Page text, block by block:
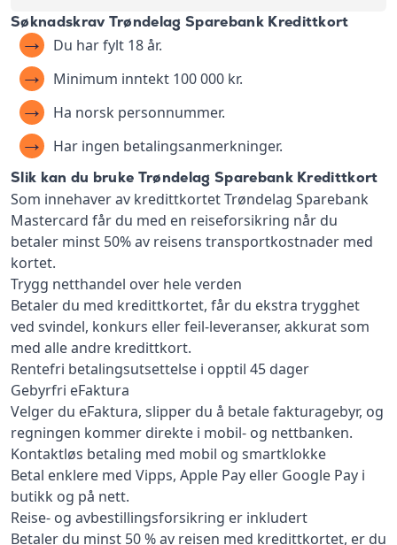
Søknadskrav Trøndelag Sparebank Kredittkort
Du har fylt 18 år.
Minimum inntekt 100 000 kr.
Ha norsk personnummer.
Har ingen betalingsanmerkninger.
Slik kan du bruke Trøndelag Sparebank Kredittkort
Som innehaver av kredittkortet Trøndelag Sparebank
Mastercard får du med en reiseforsikring når du
betaler minst 50% av reisens transportkostnader med
kortet.
Trygg netthandel over hele verden
Betaler du med kredittkortet, får du ekstra trygghet
ved svindel, konkurs eller feil-leveranser, akkurat som
med alle andre kredittkort.
Rentefri betalingsutsettelse i opptil 45 dager
Gebyrfri eFaktura
Velger du eFaktura, slipper du å betale fakturagebyr, og
regningen kommer direkte i mobil- og nettbanken.
Kontaktløs betaling med mobil og smartklokke
Betal enklere med Vipps, Apple Pay eller Google Pay i
butikk og på nett.
Reise- og avbestillingsforsikring er inkludert
Betaler du minst 50 % av reisen med kredittkortet, er du